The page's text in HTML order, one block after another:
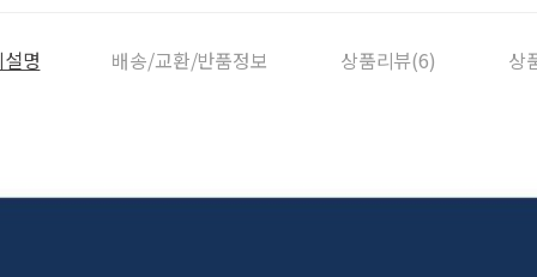
명 배송/교환/반품정보 상품리뷰(6) 상